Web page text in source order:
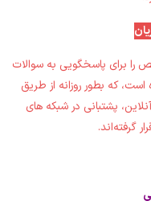
را برای پاسخگویی به سوالات
است، ‏که بطور روزانه از طریق
پشتبانی در شبکه های
‏گرفته‌اند.‏